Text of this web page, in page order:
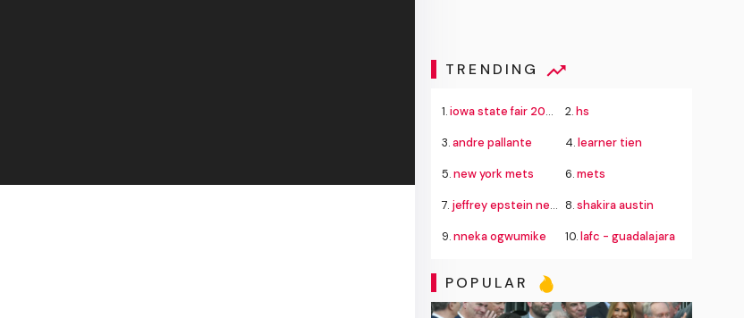
TRENDING
1.iowa state fair 2026 2.hs
3.andre pallante 4.learner tien
5.new york mets 6.mets
7. jeffrey epstein new mexico lawsuit 8.shakira austin
9.nneka ogwumike 10.lafc - guadalajara
POPULAR